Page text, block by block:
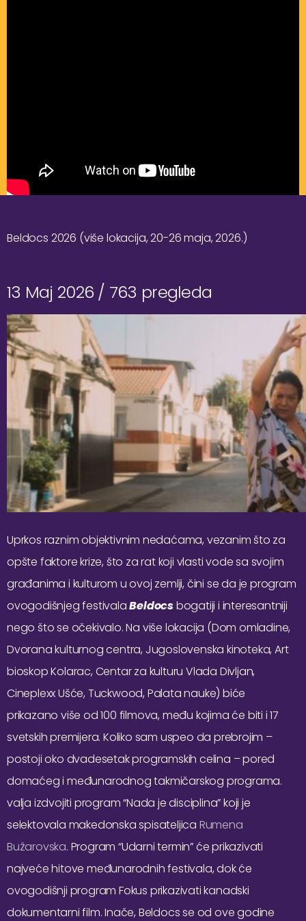
Beldocs 2026 (više lokacija, 20-26 maja, 2026.)
13 Maj 2026 / 763 pregleda
Uprkos raznim objektivnim nedaćama, vezanim što za
opšte faktore krize, što za rat koji vlasti vode sa svojim
građanima i kulturom u ovoj zemlji, čini se da je program
ovogodišnjeg festivalaBeldocsbogatiji i interesantniji
nego što se očekivalo. Na više lokacija (Dom omladine,
Dvorana kulturnog centra, Jugoslovenska kinoteka, Art
bioskop Kolarac, Centar za kulturu Vlada Divljan,
Cineplexx Ušće, Tuckwood, Palata nauke) biće
prikazano više od 100 filmova, među kojima će biti i 17
svetskih premijera. Koliko sam uspeo da prebrojim –
postoji oko dvadesetak programskih celina – pored
domaćeg i međunarodnog takmičarskog programa.
valja izdvojiti program “Nada je disciplina” koji je
selektovala makedonska spisateljica Rumena
Bužarovska. Program “Udarni termin” će prikazivati
najveće hitove međunarodnih festivala, dok će
ovogodišnji program Fokus prikazivati kanadski
dokumentarni film. Inače, Beldocs se od ove godine